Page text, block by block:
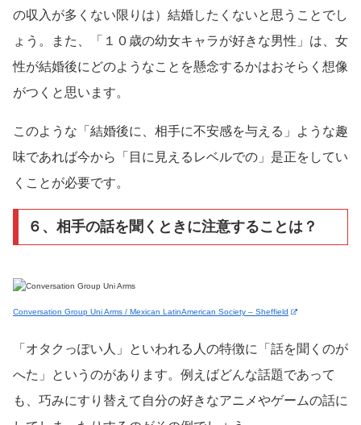
の収入が多くない限りは）結婚したくないと思うことでし
ょう。また、「１０歳の幼女キャラが好きな男性」は、女
性が結婚後にどのようなことを懸念するかはおそらく想像
がつくと思います。
このような「結婚後に、相手に不安感を与える」ような趣
味であれば今から「目に見えるレベルでの」是正をしてい
くことが必要です。
６、相手の話を聞くときに注意することは？
Conversation Group Uni Arms / Mexican LatinAmerican Society – Sheffield
「オタクっぽい人」といわれる人の特徴に「話を聞くのが
へた」というのがあります。例えばどんな話題であって
も、巧みにすり替えて自分の好きなアニメやゲームの話に